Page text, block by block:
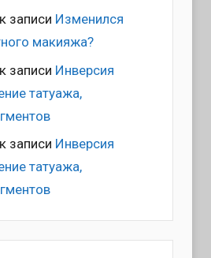
к записи Изменился
макияжа?
к записи Инверсия
татуажа,
записи Инверсия
татуажа,